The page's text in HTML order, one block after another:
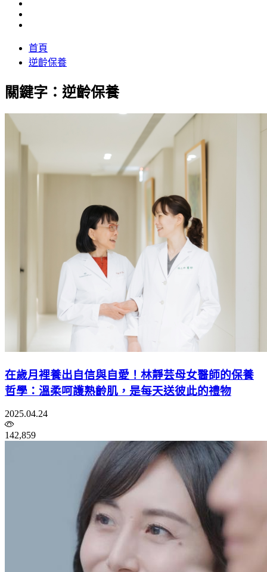
首頁
逆齡保養
關鍵字：逆齡保養
在歲月裡養出自信與自愛！林靜芸母女醫師的保養
哲學：溫柔呵護熟齡肌，是每天送彼此的禮物
2025.04.24
142,859